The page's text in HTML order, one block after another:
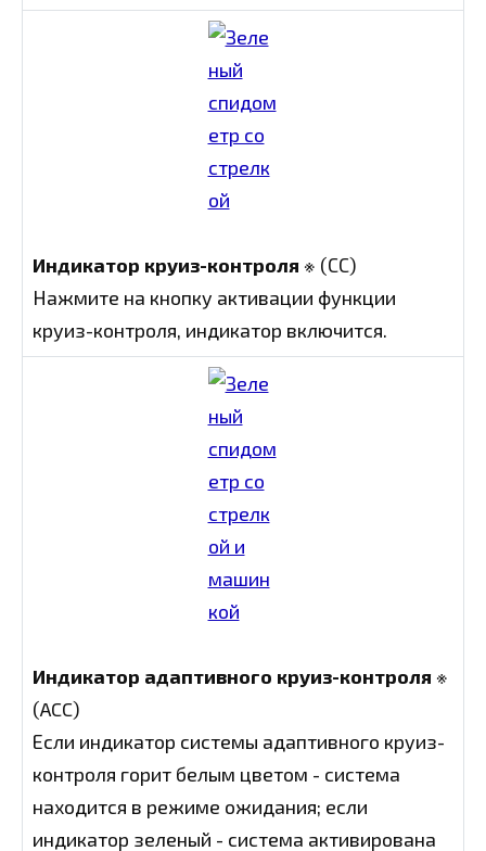
Индикатор круиз-контроля ※ (СС)
Нажмите на кнопку активации функции
круиз-контроля, индикатор включится.
Индикатор адаптивного круиз-контроля ※
(ACC)
Если индикатор системы адаптивного круиз-
контроля горит белым цветом - система
находится в режиме ожидания; если
индикатор зеленый - система активирована